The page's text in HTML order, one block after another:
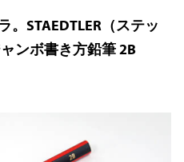
STAEDTLER（ステッ
ンボ書き方鉛筆 2B